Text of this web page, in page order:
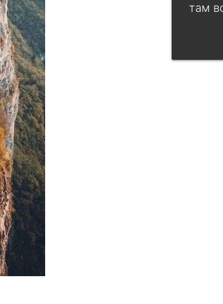
там